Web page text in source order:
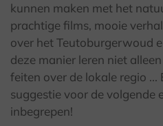
kunnen maken met het
prachtige films, mooie
over het Teutoburgerwoud
deze manier leren niet
feiten over de lokale regio ...
suggestie voor de volgende
inbegrepen!